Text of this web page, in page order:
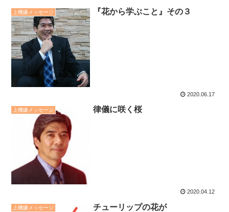
上機嫌メッセージ 『花から学ぶこと』その３
2020.06.17
上機嫌メッセージ 律儀に咲く桜
2020.04.12
上機嫌メッセージ チューリップの花が